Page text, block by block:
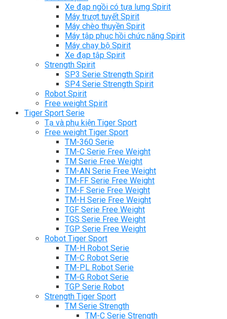
Xe đạp ngồi có tựa lưng Spirit
Máy trượt tuyết Spirit
Máy chèo thuyền Spirit
Máy tập phục hồi chức năng Spirit
Máy chạy bộ Spirit
Xe đạp tập Spirit
Strength Spirit
SP3 Serie Strength Spirit
SP4 Serie Strength Spirit
Robot Spirit
Free weight Spirit
Tiger Sport Serie
Tạ và phụ kiện Tiger Sport
Free weight Tiger Sport
TM-360 Serie
TM-C Serie Free Weight
TM Serie Free Weight
TM-AN Serie Free Weight
TM-FF Serie Free Weight
TM-F Serie Free Weight
TM-H Serie Free Weight
TGF Serie Free Weight
TGS Serie Free Weight
TGP Serie Free Weight
Robot Tiger Sport
TM-H Robot Serie
TM-C Robot Serie
TM-PL Robot Serie
TM-G Robot Serie
TGP Serie Robot
Strength Tiger Sport
TM Serie Strength
TM-C Serie Strength